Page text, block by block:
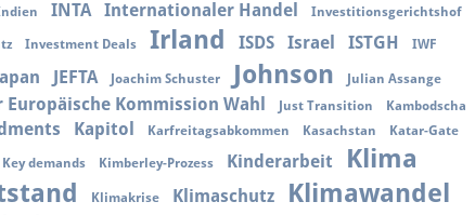
INTA Internationaler Handel Investitionsgerichtshof
Investment Deals Irland ISDS Israel ISTGH IWF
JEFTA Joachim Schuster Johnson Julian Assange
Europäische Kommission Wahl Just Transition Kambodscha
Kapitol Karfreitagsabkommen Kasachstan Katar-Gate
Key demands Kimberley-Prozess Kinderarbeit
Klima
Klimakrise Klimaschutz Klimawandel